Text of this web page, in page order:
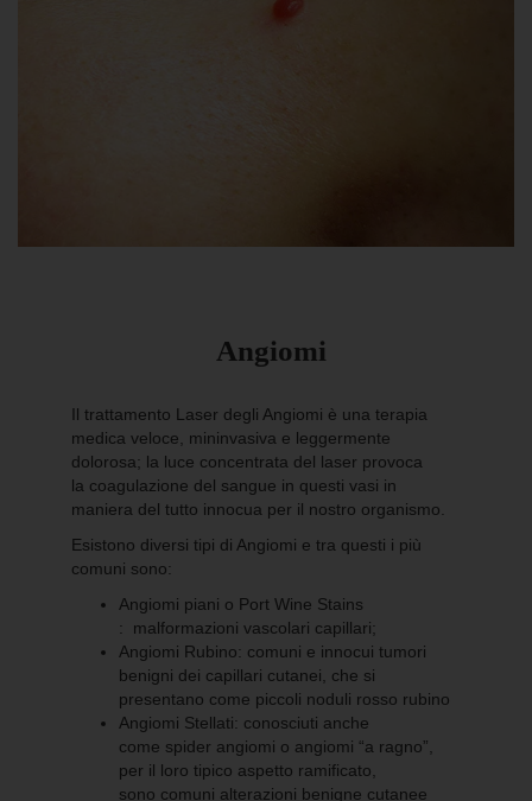
Angiomi
Il trattamento Laser degli Angiomi è una terapia
medica veloce, mininvasiva e leggermente
dolorosa; la luce concentrata del laser provoca
la coagulazione del sangue in questi vasi in
maniera del tutto innocua per il nostro organismo.
Esistono diversi tipi di Angiomi e tra questi i più
comuni sono:
Angiomi piani o Port Wine Stains
: malformazioni vascolari capillari;
Angiomi Rubino: comuni e innocui tumori
benigni dei capillari cutanei, che si
presentano come piccoli noduli rosso rubino
Angiomi Stellati: conosciuti anche
come spider angiomi o angiomi “a ragno”,
per il loro tipico aspetto ramificato,
sono comuni alterazioni benigne cutanee